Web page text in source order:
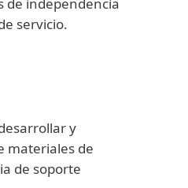
servicio.
y
materiales de
de soporte